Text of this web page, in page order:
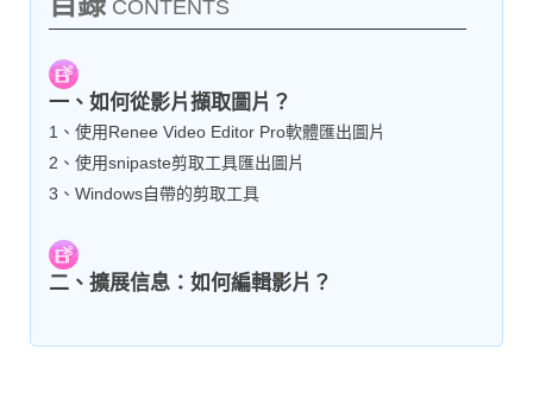
CONTENTS
一、如何從影片擷取圖片？
1、使用Renee Video Editor Pro軟體匯出圖片
2、使用snipaste剪取工具匯出圖片
3、Windows自帶的剪取工具
二、擴展信息：如何編輯影片？